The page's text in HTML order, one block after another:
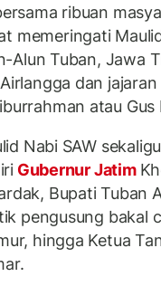
ribuan
memeringati
Alun Tuban, Jawa
dan
atau
Nabi SAW
Gubernur Jatim
Bupati Tuban
pengusung bakal
hingga Ketua